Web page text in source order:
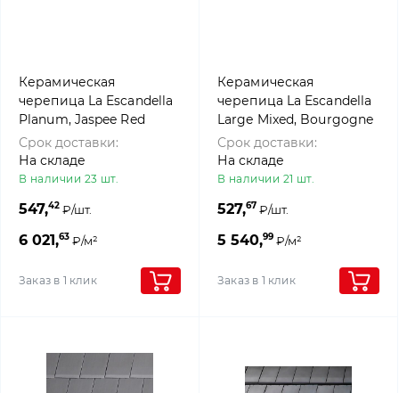
Керамическая
черепица La Escandella
Planum, Jaspee Red
klinker
Срок доставки:
На складе
В наличии 23 шт.
547,42 ₽/шт.
6 021,63 ₽/м²
Заказ в 1 клик
Керамическая
черепица La Escandella
Large Mixed, Bourgogne
klinker
Срок доставки:
На складе
В наличии 21 шт.
527,67 ₽/шт.
5 540,99 ₽/м²
Заказ в 1 клик